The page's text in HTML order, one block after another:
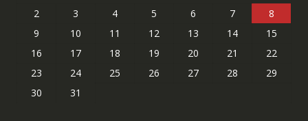
2
3 4 5 6 7
8
9
10 11 12 13 14
15
16
17 18 19 20 21
22
23
24 25 26 27 28
29
30
31